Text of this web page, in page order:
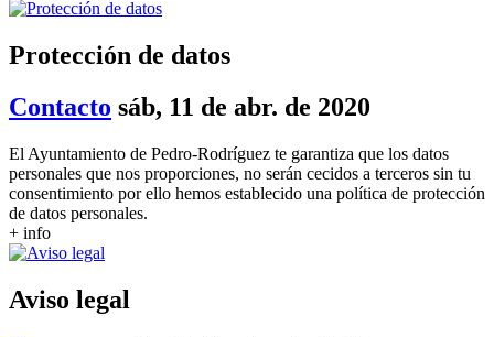
Protección de datos
Contacto sáb, 11 de abr. de 2020
El Ayuntamiento de Pedro-Rodríguez te garantiza que los datos
personales que nos proporciones, no serán cecidos a terceros sin tu
consentimiento por ello hemos establecido una política de protección
de datos personales.
+ info
Aviso legal